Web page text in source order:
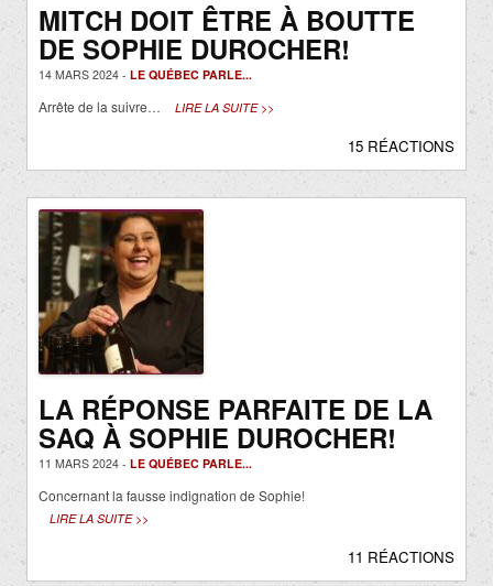
MITCH DOIT ÊTRE À BOUTTE
DE SOPHIE DUROCHER!
14 MARS 2024 - LE QUÉBEC PARLE...
Arrête de la suivre… LIRE LA SUITE >>
15 RÉACTIONS
LA RÉPONSE PARFAITE DE LA
SAQ À SOPHIE DUROCHER!
11 MARS 2024 - LE QUÉBEC PARLE...
Concernant la fausse indignation de Sophie!
LIRE LA SUITE >>
11 RÉACTIONS